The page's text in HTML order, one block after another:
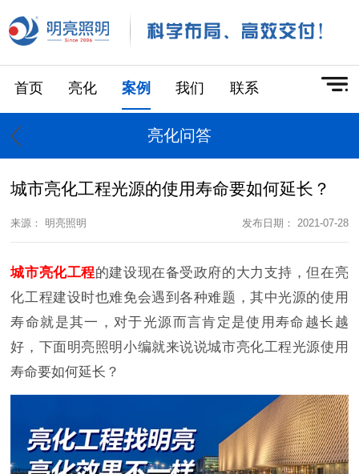
首页 亮化 案例 我们 联系
亮化问答
城市亮化工程光源的使用寿命要如何延长？
来源： 明亮照明 发布日期： 2021-07-28
城市亮化工程的建设现在备受政府的大力支持，但在亮
化工程建设时也难免会遇到各种难题，其中光源的使用
寿命就是其一，对于光源而言肯定是使用寿命越长越
好，下面明亮照明小编就来说说城市亮化工程光源使用
寿命要如何延长？